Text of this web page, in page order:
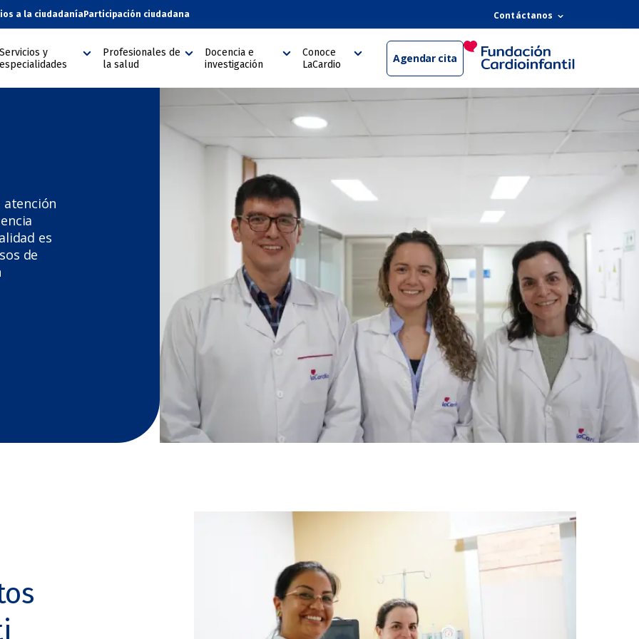
a la ciudadanía Participación ciudadana Contáctanos
Servicios y
especialidades
Profesionales de
la salud
Docencia e
investigación
Conoce
LaCardio
Agendar cita
atención
es
de